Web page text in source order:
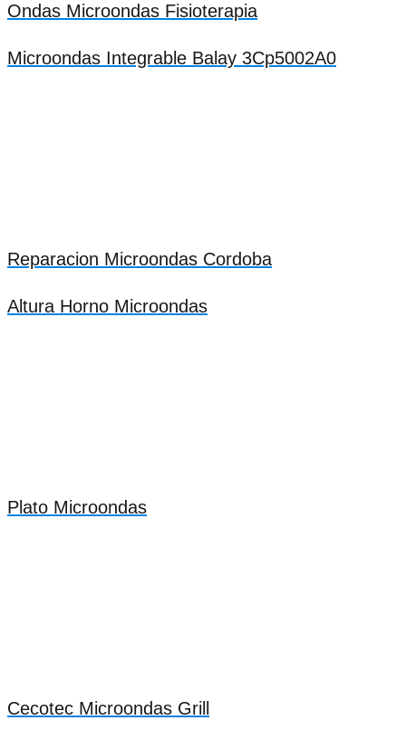
Ondas Microondas Fisioterapia
Microondas Integrable Balay 3Cp5002A0
Reparacion Microondas Cordoba
Altura Horno Microondas
Plato Microondas
Cecotec Microondas Grill